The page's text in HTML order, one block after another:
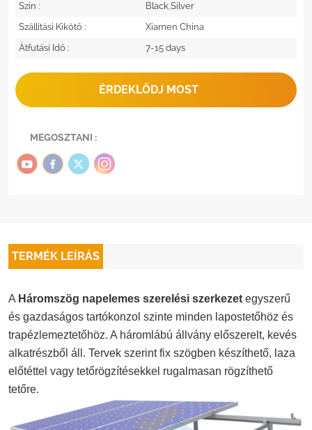
Szín :
Black,Silver
Szállítási Kikötő :
Xiamen China
Átfutási Idő :
7-15 days
ÉRDEKLŐDJ MOST
MEGOSZTANI :
TERMÉK LEÍRÁS
A Háromszög napelemes szerelési szerkezet egyszerű
és gazdaságos tartókonzol szinte minden lapostetőhöz és
trapézlemeztetőhöz. A háromlábú állvány előszerelt, kevés
alkatrészből áll. Tervek szerint fix szögben készíthető, laza
előtéttel vagy tetőrögzítésekkel rugalmasan rögzíthető
tetőre.